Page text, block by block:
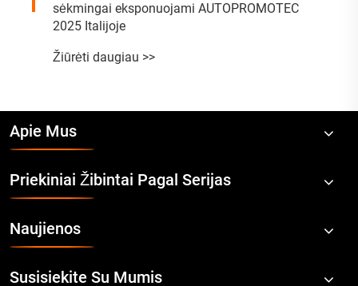
sėkmingai eksponuojami AUTOPROMOTEC
2025 Italijoje
Žiūrėti daugiau >>
Apie Mus
Priekiniai Žibintai Pagal Serijas
Naujienos
Susisiekite Su Mumis